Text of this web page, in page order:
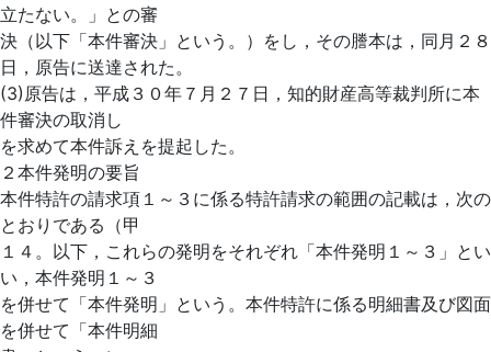
立たない。」との審
決（以下「本件審決」という。）をし，その謄本は，同月２８
日，原告に送達された。
(3)原告は，平成３０年７月２７日，知的財産高等裁判所に本
件審決の取消し
を求めて本件訴えを提起した。
２本件発明の要旨
本件特許の請求項１～３に係る特許請求の範囲の記載は，次の
とおりである（甲
１４。以下，これらの発明をそれぞれ「本件発明１～３」とい
い，本件発明１～３
を併せて「本件発明」という。本件特許に係る明細書及び図面
を併せて「本件明細